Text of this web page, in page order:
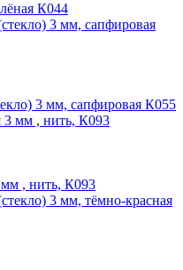
К044
3 мм, сапфировая К055
мм , нить, К093